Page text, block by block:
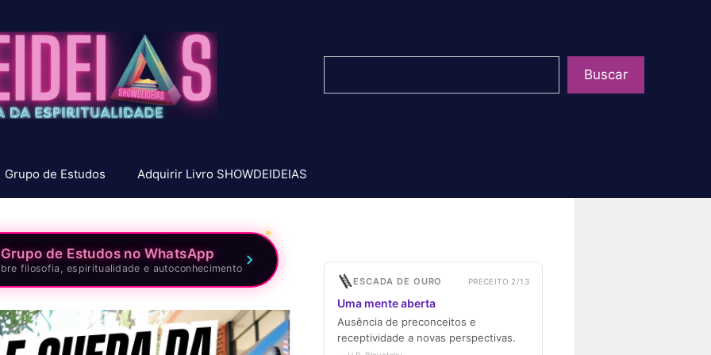
Buscar
Grupo de Estudos Adquirir Livro SHOWDEIDEIAS
de Estudos no WhatsApp
filosofia, espiritualidade e autoconhecimento